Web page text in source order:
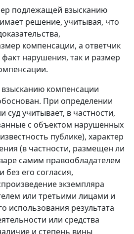
подлежащей взысканию
решение, учитывая, что
компенсации, а ответчик
нарушения, так и размер
компенсации
При определении
суд учитывает, в частности,
с объектом нарушенных
публике), характер
(в частности, размещен ли
самим правообладателем
его согласия,
экземпляра
или третьими лицами и
использования результата
или средства
и степень вины